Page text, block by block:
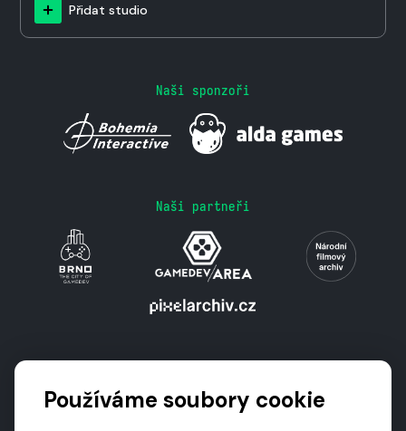
Přidat studio
Naši sponzoři
Naši partneři
Používáme soubory cookie